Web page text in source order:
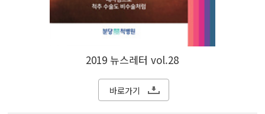
2019 뉴스레터 vol.28
바로가기